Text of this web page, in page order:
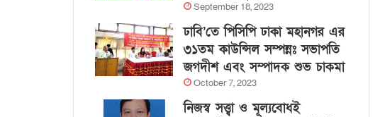
September 18, 2023
ঢাবি’তে পিসিপি ঢাকা মহানগর এর
৩১তম কাউন্সিল সম্পন্নঃ সভাপতি
জগদীশ এবং সম্পাদক শুভ চাকমা
October 7, 2023
নিজস্ব সত্ত্বা ও মূল্যবোধই